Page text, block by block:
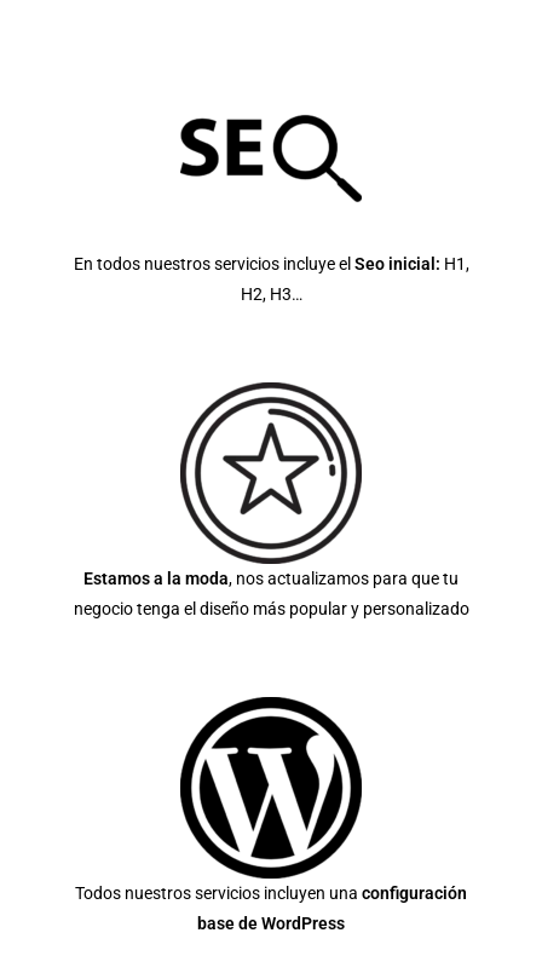
En todos nuestros servicios incluye el Seo inicial: H1,
H2, H3…
Estamos a la moda, nos actualizamos para que tu
negocio tenga el diseño más popular y personalizado
Todos nuestros servicios incluyen una configuración
base de WordPress